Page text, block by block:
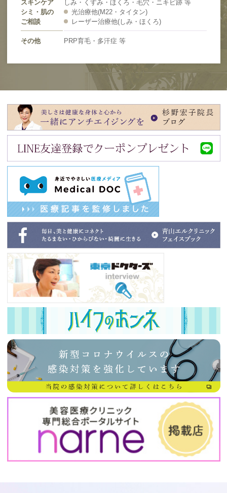
スキンケア
シミ・肌の
ご相談
しみ・くすみ・ほくろ・毛穴・ニキビ跡 等
光治療他(M22・タイタン)
レーザー治療他(しみ・ほくろ)
その他 PRP育毛・多汗症 等